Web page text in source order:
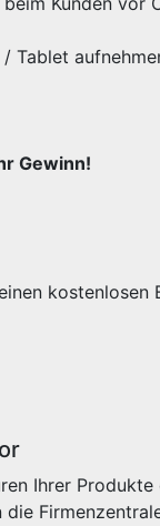
Gewinn!
kostenlosen
Ihrer Produkte